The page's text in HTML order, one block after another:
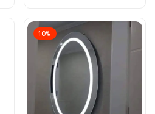
-10%